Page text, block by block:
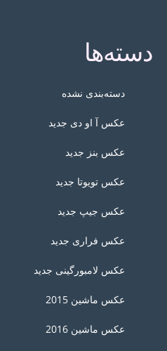
دسته‌ها
دسته‌بندی نشده
عکس آ او دی جدید
عکس بنز جدید
عکس تویوتا جدید
عکس جیپ جدید
عکس فراری جدید
عکس لامبورگینی جدید
عکس ماشین 2015
عکس ماشین 2016